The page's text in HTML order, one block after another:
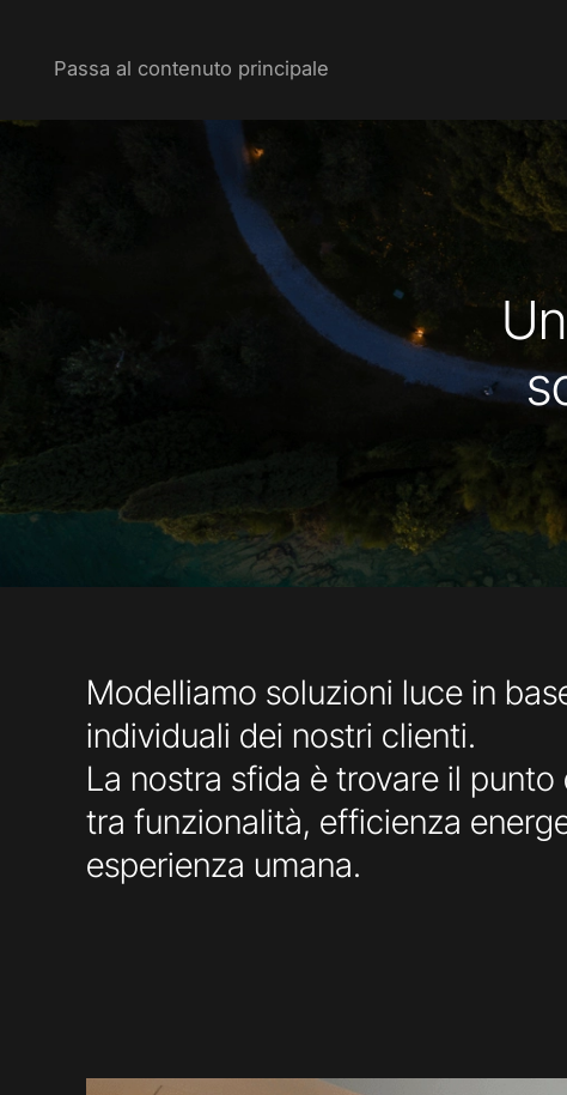
Passa al contenuto principale
Modelliamo soluzioni luce in
individuali dei nostri clienti.
La nostra sfida è trovare il punto
tra funzionalità, efficienza
esperienza umana.